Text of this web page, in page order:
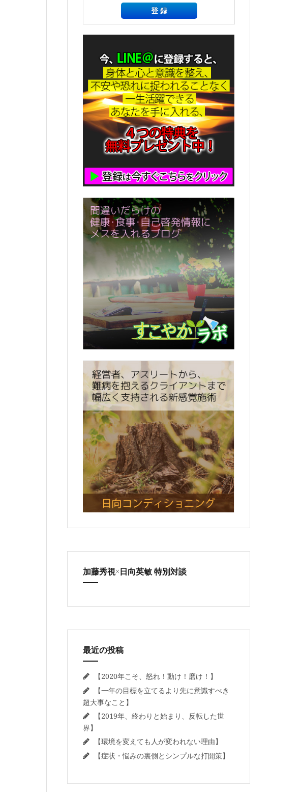
加藤秀視×日向英敏 特別対談
最近の投稿
【2020年こそ、怒れ！動け！磨け！】
【一年の目標を立てるより先に意識すべき
超大事なこと】
【2019年、終わりと始まり、反転した世
界】
【環境を変えても人が変われない理由】
【症状・悩みの裏側とシンプルな打開策】